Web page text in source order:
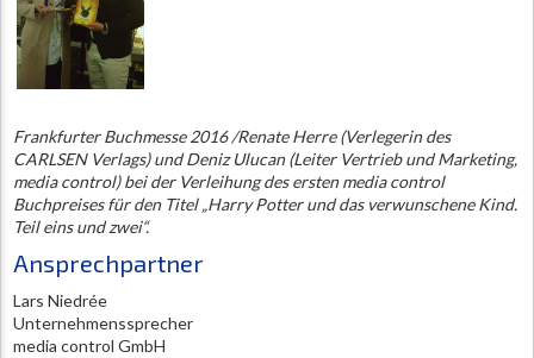
Frankfurter Buchmesse 2016 /Renate Herre (Verlegerin des
CARLSEN Verlags) und Deniz Ulucan (Leiter Vertrieb und Marketing,
media control) bei der Verleihung des ersten media control
Buchpreises für den Titel „Harry Potter und das verwunschene Kind.
Teil eins und zwei“.
Ansprechpartner
Lars Niedrée
Unternehmenssprecher
media control GmbH